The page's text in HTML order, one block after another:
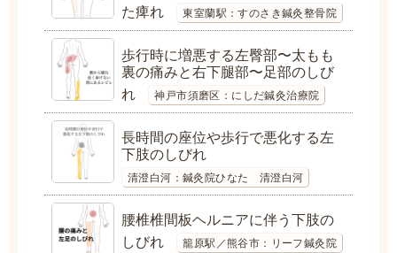
た痺れ
東室蘭駅：すのさき鍼灸整骨院
歩行時に増悪する左臀部〜太もも
裏の痛みと右下腿部〜足部のしび
れ
神戸市須磨区：にしだ鍼灸治療院
長時間の座位や歩行で悪化する左
下肢のしびれ
清澄白河：鍼灸院ひなた 清澄白河
腰椎椎間板ヘルニアに伴う下肢の
しびれ
籠原駅／熊谷市：リーフ鍼灸院